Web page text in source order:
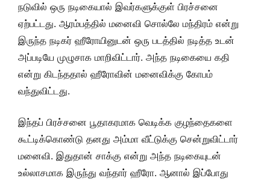
நடுவில் ஒரு நடிகையால் இவர்களுக்குள் பிரச்சனை
ஏற்பட்டது. ஆரம்பத்தில் மனைவி சொல்லே மந்திரம் என்று
இருந்த நடிகர் ஹீரோயினுடன் ஒரு படத்தில் நடித்த உடன்
அப்படியே முழுசாக மாறிவிட்டார். அந்த நடிகையை கதி
என்று கிடந்ததால் ஹீரோவின் மனைவிக்கு கோபம்
வந்துவிட்டது.
இந்தப் பிரச்சனை பூதாகரமாக வெடிக்க குழந்தைகளை
கூட்டிக்கொண்டு தனது அம்மா வீட்டுக்கு சென்றுவிட்டார்
மனைவி. இதுதான் சாக்கு என்று அந்த நடிகையுடன்
உல்லாசமாக இருந்து வந்தார் ஹீரோ. ஆனால் இப்போது